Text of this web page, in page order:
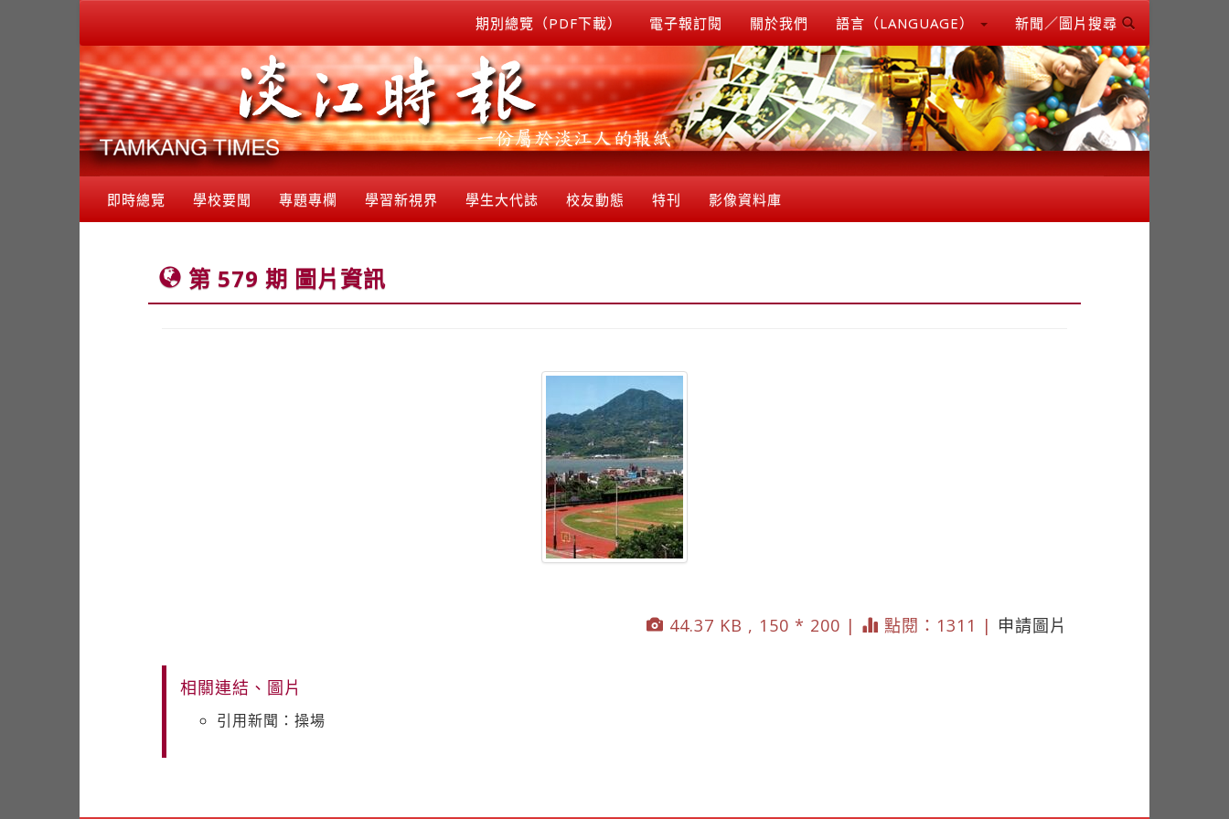
期別總覽（PDF下載） 電子報訂閱 關於我們 語言（LANGUAGE） 新聞／圖片搜尋
即時總覽 學校要聞 專題專欄 學習新視界 學生大代誌 校友動態 特刊 影像資料庫
第 579 期 圖片資訊
44.37 KB , 150 * 200 | 點閱：1311 | 申請圖片
相關連結、圖片
引用新聞：操場